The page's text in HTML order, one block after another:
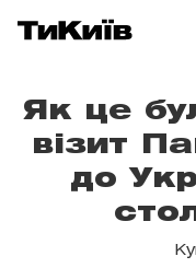
Як це
візит
до